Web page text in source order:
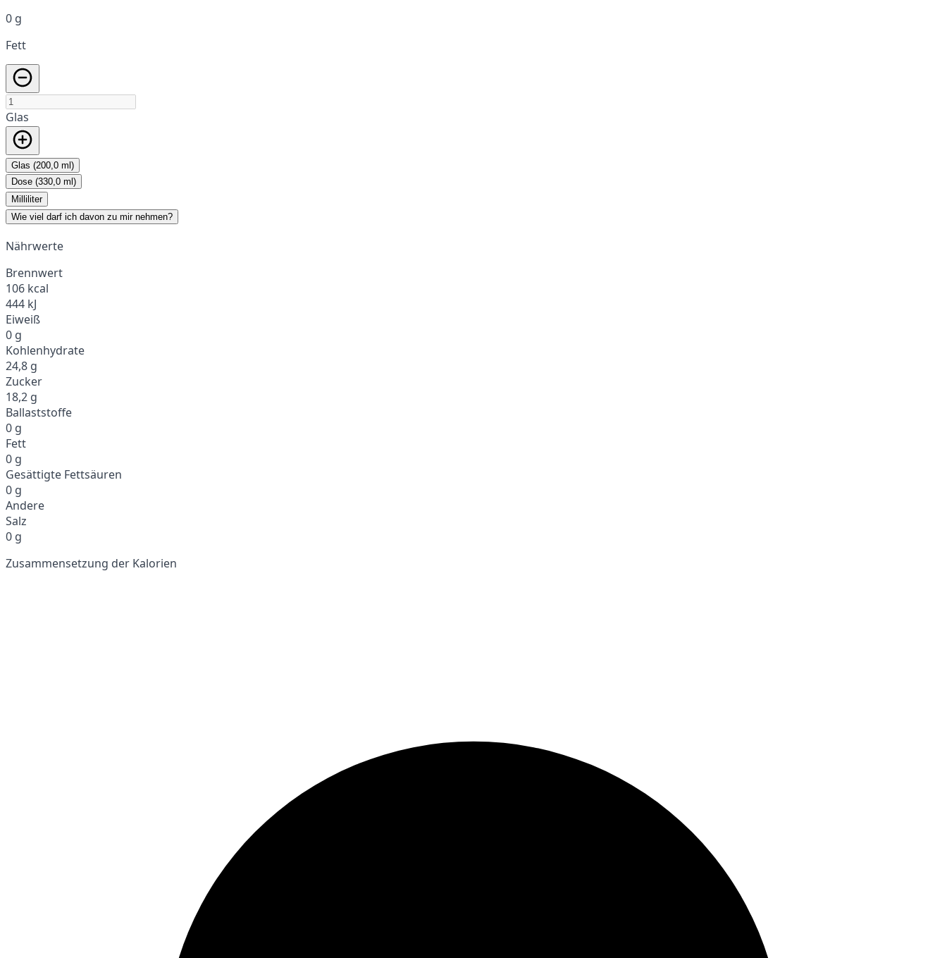
0 g
Fett
Glas
Glas (200,0 ml)
Dose (330,0 ml)
Milliliter
Wie viel darf ich davon zu mir nehmen?
Nährwerte
Brennwert
106 kcal
444 kJ
Eiweiß
0 g
Kohlenhydrate
24,8 g
Zucker
18,2 g
Ballaststoffe
0 g
Fett
0 g
Gesättigte Fettsäuren
0 g
Andere
Salz
0 g
Zusammensetzung der Kalorien